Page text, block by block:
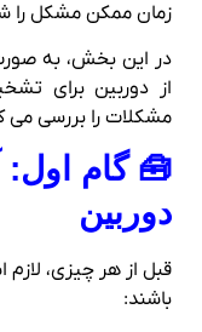
زمان ممکن مشکل را
در این بخش، به‌
از دوربین برای
مشکلات را بررسی می‌
🧰 گام اول:
دوربین
قبل از هر چیزی،
باشند: